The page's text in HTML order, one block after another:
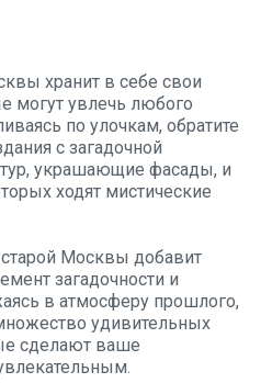
хранит в себе свои
могут увлечь любого
по улочкам, обратите
с загадочной
украшающие фасады, и
ходят мистические
Москвы добавит
загадочности и
в атмосферу прошлого,
удивительных
сделают ваше